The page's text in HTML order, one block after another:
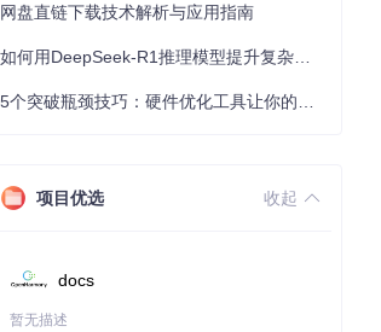
网盘直链下载技术解析与应用指南
项目优选 收起
docs
暂无描述